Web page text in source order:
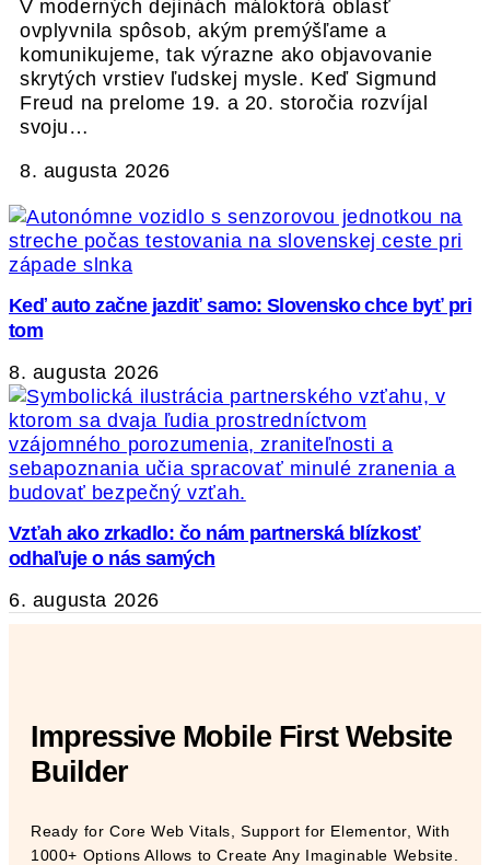
V moderných dejinách máloktorá oblasť
ovplyvnila spôsob, akým premýšľame a
komunikujeme, tak výrazne ako objavovanie
skrytých vrstiev ľudskej mysle. Keď Sigmund
Freud na prelome 19. a 20. storočia rozvíjal
svoju…
8. augusta 2026
Keď auto začne jazdiť samo: Slovensko chce byť pri
tom
8. augusta 2026
Vzťah ako zrkadlo: čo nám partnerská blízkosť
odhaľuje o nás samých
6. augusta 2026
Impressive Mobile First Website
Builder
Ready for Core Web Vitals, Support for Elementor, With
1000+ Options Allows to Create Any Imaginable Website.